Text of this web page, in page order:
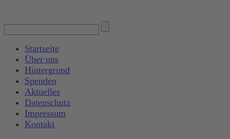
Startseite
Über uns
Hintergrund
Spenden
Aktuelles
Datenschutz
Impressum
Kontakt